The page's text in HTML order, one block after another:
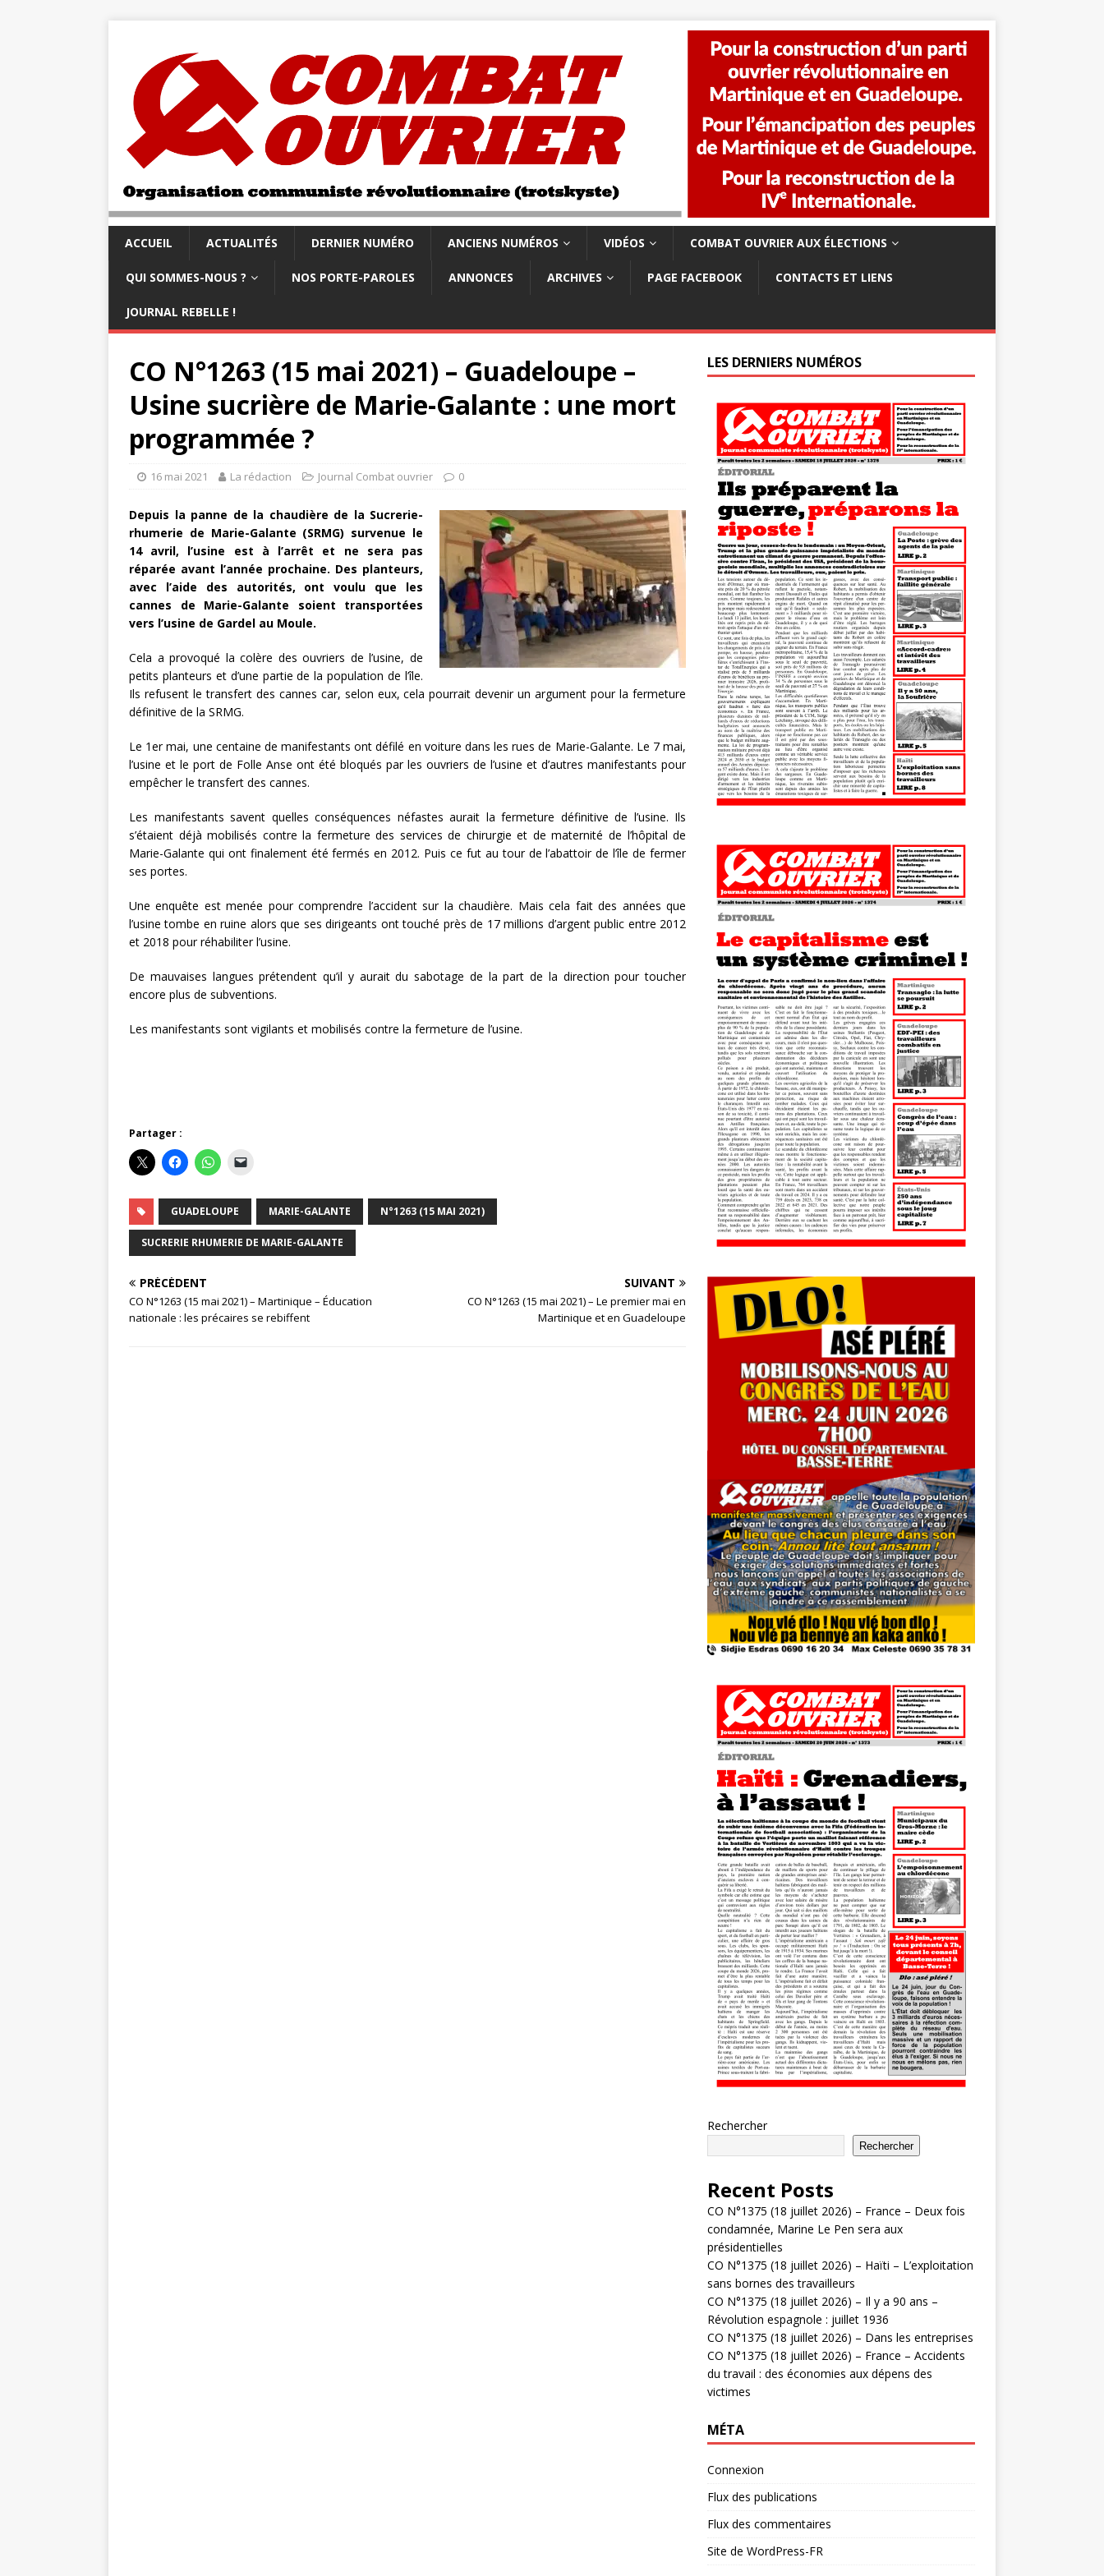
ACCUEIL ACTUALITÉS DERNIER NUMÉRO ANCIENS NUMÉROS VIDÉOS COMBAT OUVRIER AUX ÉLECTIONS
QUI SOMMES-NOUS ? NOS PORTE-PAROLES ANNONCES ARCHIVES PAGE FACEBOOK CONTACTS ET LIENS
JOURNAL REBELLE !
CO N°1263 (15 mai 2021) – Guadeloupe –
Usine sucrière de Marie-Galante : une mort
programmée ?
16 mai 2021 La rédaction Journal Combat ouvrier 0
Depuis la panne de la chaudière de la Sucrerie-
rhumerie de Marie-Galante (SRMG) survenue le
14 avril, l’usine est à l’arrêt et ne sera pas
réparée avant l’année prochaine. Des planteurs,
avec l’aide des autorités, ont voulu que les
cannes de Marie-Galante soient transportées
vers l’usine de Gardel au Moule.
Cela a provoqué la colère des ouvriers de l’usine, de
petits planteurs et d’une partie de la population de l’île.
Ils refusent le transfert des cannes car, selon eux, cela pourrait devenir un argument pour la fermeture
définitive de la SRMG.
Le 1er mai, une centaine de manifestants ont défilé en voiture dans les rues de Marie-Galante. Le 7 mai,
l’usine et le port de Folle Anse ont été bloqués par les ouvriers de l’usine et d’autres manifestants pour
empêcher le transfert des cannes.
Les manifestants savent quelles conséquences néfastes aurait la fermeture définitive de l’usine. Ils
s’étaient déjà mobilisés contre la fermeture des services de chirurgie et de maternité de l’hôpital de
Marie-Galante qui ont finalement été fermés en 2012. Puis ce fut au tour de l’abattoir de l’île de fermer
ses portes.
Une enquête est menée pour comprendre l’accident sur la chaudière. Mais cela fait des années que
l’usine tombe en ruine alors que ses dirigeants ont touché près de 17 millions d’argent public entre 2012
et 2018 pour réhabiliter l’usine.
De mauvaises langues prétendent qu’il y aurait du sabotage de la part de la direction pour toucher
encore plus de subventions.
Les manifestants sont vigilants et mobilisés contre la fermeture de l’usine.
Partager :
GUADELOUPE MARIE-GALANTE N°1263 (15 MAI 2021)
SUCRERIE RHUMERIE DE MARIE-GALANTE
PRÉCÉDENT
CO N°1263 (15 mai 2021) – Martinique – Éducation
nationale : les précaires se rebiffent
SUIVANT
CO N°1263 (15 mai 2021) – Le premier mai en
Martinique et en Guadeloupe
LES DERNIERS NUMÉROS
Rechercher
Rechercher
Recent Posts
CO N°1375 (18 juillet 2026) – France – Deux fois
condamnée, Marine Le Pen sera aux
présidentielles
CO N°1375 (18 juillet 2026) – Haïti – L’exploitation
sans bornes des travailleurs
CO N°1375 (18 juillet 2026) – Il y a 90 ans –
Révolution espagnole : juillet 1936
CO N°1375 (18 juillet 2026) – Dans les entreprises
CO N°1375 (18 juillet 2026) – France – Accidents
du travail : des économies aux dépens des
victimes
MÉTA
Connexion
Flux des publications
Flux des commentaires
Site de WordPress-FR